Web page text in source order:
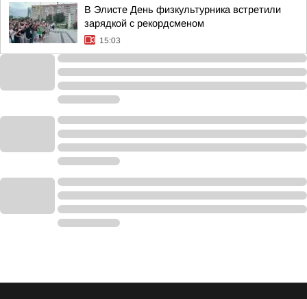
В Элисте День физкультурника встретили
зарядкой с рекордсменом
15:03